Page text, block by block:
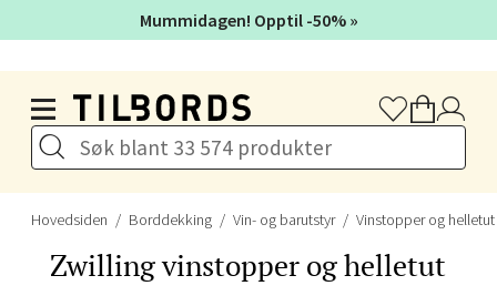
Hovedsiden Borddekking Vin- og barutstyr Vinstopper og helletut
Zwillingvinstopper og helletut
Mummidagen! Opptil -50% »
Bergen - Galleriet
Torgalmenningen 8, 5014 Bergen
Åpent i dag 09-21